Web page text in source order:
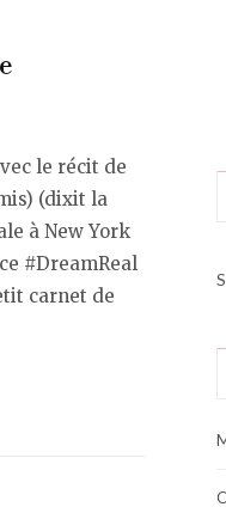
le récit de
(dixit la
à New York
#DreamReal
carnet de